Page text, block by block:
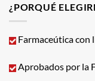
¿PORQUÉ
Farmaceútica con
Aprobados por la